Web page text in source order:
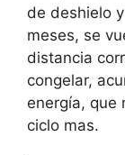
de deshielo
meses, se
distancia
congelar,
energía, que
ciclo mas.